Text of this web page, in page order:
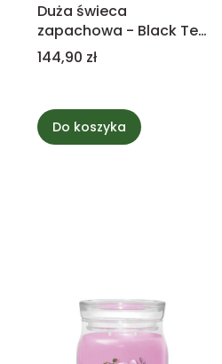
Duża świeca
zapachowa - Black Tea
& Lemon - Yankee
Candle
Cena
144,90 zł
Do koszyka